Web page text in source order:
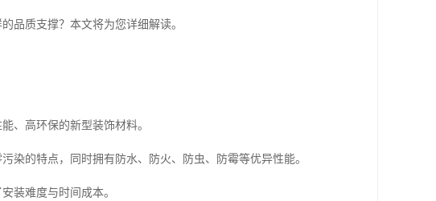
品质支撑？本文将为您详细解读。
、高环保的新型装饰材料。
染的特点，同时拥有防水、防火、防虫、防霉等优异性能。
装难度与时间成本。